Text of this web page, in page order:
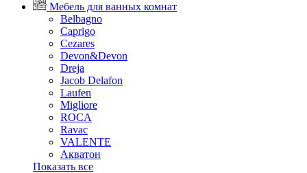
Мебель для ванных комнат
Belbagno
Caprigo
Cezares
Devon&Devon
Dreja
Jacob Delafon
Laufen
Migliore
ROCA
Rаvac
VALENTE
Акватон
Показать все